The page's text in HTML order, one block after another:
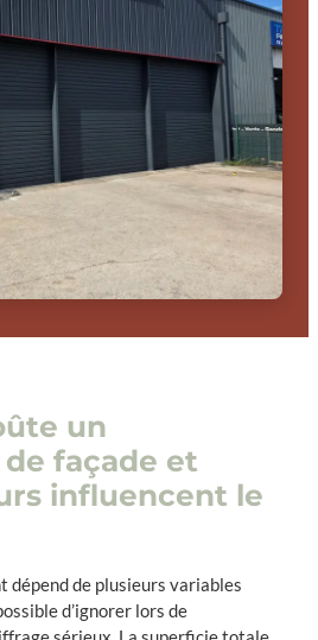
un
façade et
influencent le
dépend de plusieurs variables
d’ignorer lors de